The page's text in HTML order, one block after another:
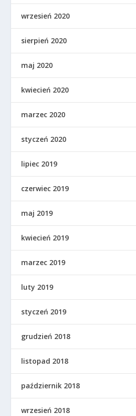
wrzesień 2020
sierpień 2020
maj 2020
kwiecień 2020
marzec 2020
styczeń 2020
lipiec 2019
czerwiec 2019
maj 2019
kwiecień 2019
marzec 2019
luty 2019
styczeń 2019
grudzień 2018
listopad 2018
październik 2018
wrzesień 2018